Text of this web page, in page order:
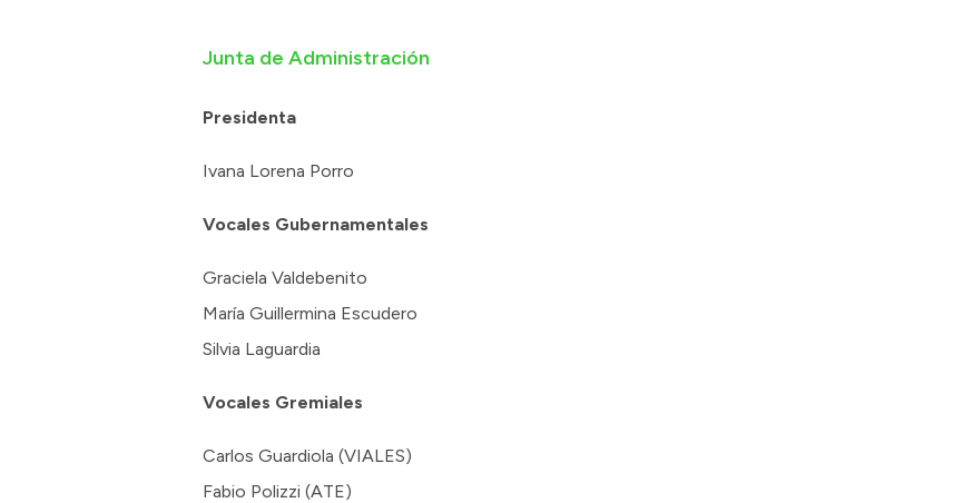
Junta de Administración
Presidenta
Ivana Lorena Porro
Vocales Gubernamentales
Graciela Valdebenito
María Guillermina Escudero
Silvia Laguardia
Vocales Gremiales
Carlos Guardiola (VIALES)
Fabio Polizzi (ATE)